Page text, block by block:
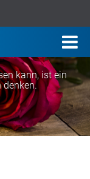
kann, ist ein
denken.